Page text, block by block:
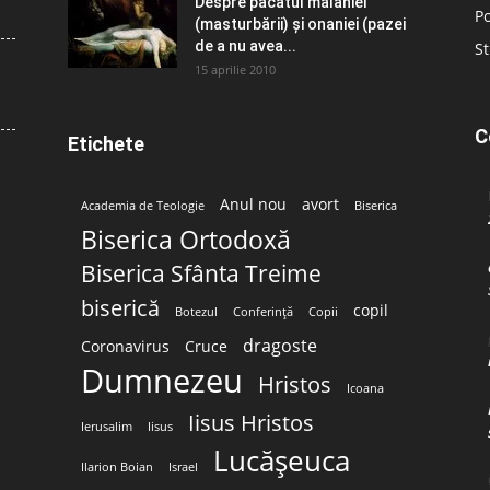
(masturbării) şi onaniei (pazei
de a nu avea...
15 aprilie 2010
Etichete
Academia de Teologie Anul nou avort Biserica
Biserica Ortodoxă
Biserica Sfânta Treime
biserică Botezul Conferință Copii
copil
Coronavirus
Cruce dragoste
Dumnezeu Hristos Icoana
Ierusalim Iisus Iisus Hristos
Ilarion Boian Israel Lucășeuca